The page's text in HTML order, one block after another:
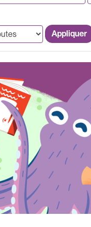
Appliquer